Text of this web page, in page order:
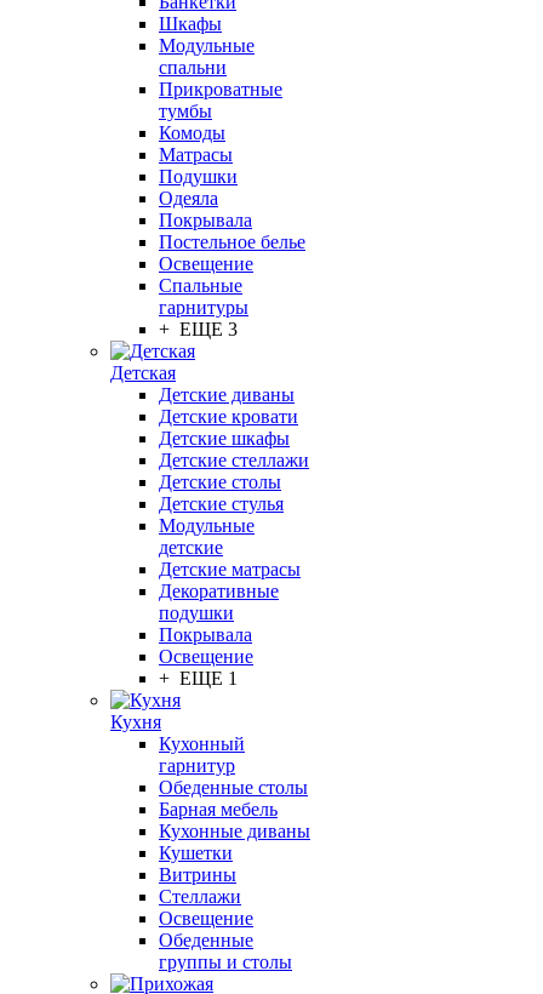
Шкафы
Модульные
спальни
Прикроватные
тумбы
Комоды
Матрасы
Подушки
Одеяла
Покрывала
Постельное белье
Освещение
Спальные
гарнитуры
+ ЕЩЕ 3
Детская
Детские диваны
Детские кровати
Детские шкафы
Детские стеллажи
Детские столы
Детские стулья
Модульные
детские
Детские матрасы
Декоративные
подушки
Покрывала
Освещение
+ ЕЩЕ 1
Кухня
Кухонный
гарнитур
Обеденные столы
Барная мебель
Кухонные диваны
Кушетки
Витрины
Стеллажи
Освещение
Обеденные
группы и столы